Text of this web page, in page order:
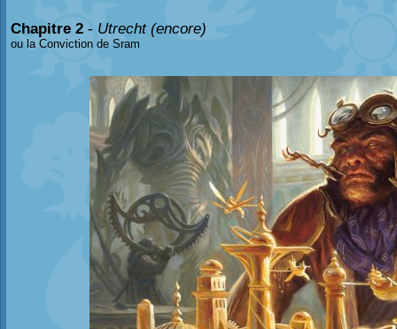
Chapitre 2 - Utrecht (encore)
ou la Conviction de Sram